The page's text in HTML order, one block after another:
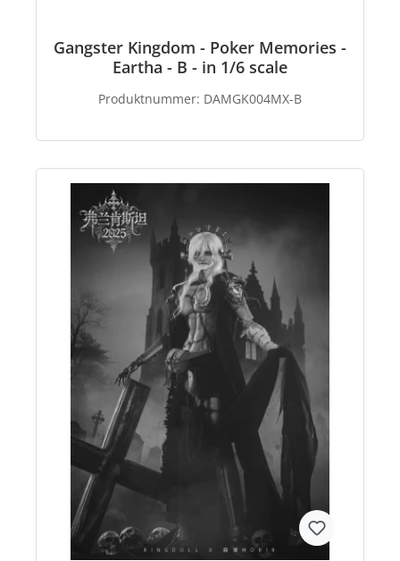
Gangster Kingdom - Poker Memories -
Eartha - B - in 1/6 scale
Produktnummer: DAMGK004MX-B